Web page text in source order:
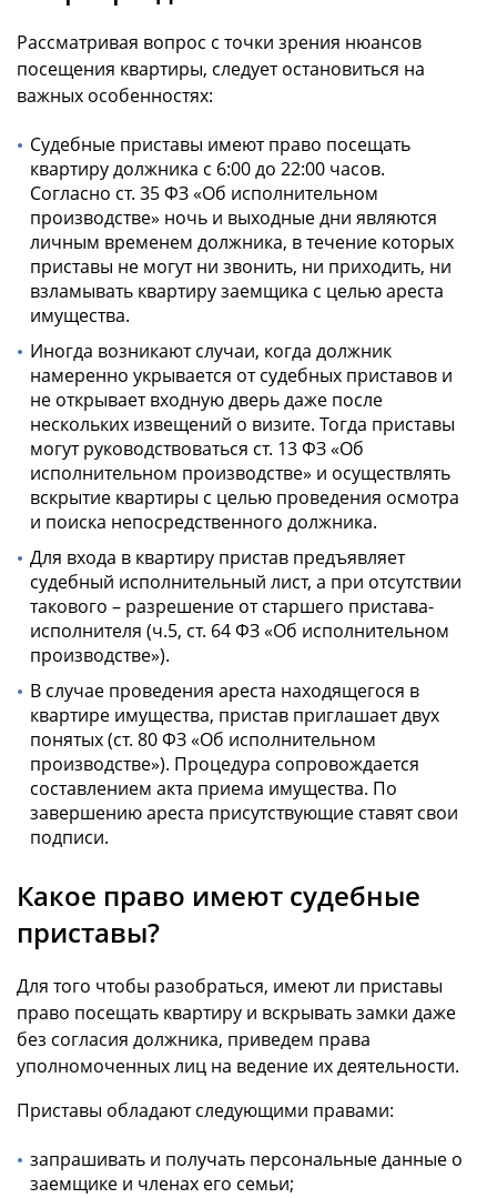
Рассматривая вопрос с точки зрения нюансов
посещения квартиры, следует остановиться на
важных особенностях:
Судебные приставы имеют право посещать
квартиру должника с 6:00 до 22:00 часов.
Согласно ст. 35 ФЗ «Об исполнительном
производстве» ночь и выходные дни являются
личным временем должника, в течение которых
приставы не могут ни звонить, ни приходить, ни
взламывать квартиру заемщика с целью ареста
имущества.
Иногда возникают случаи, когда должник
намеренно укрывается от судебных приставов и
не открывает входную дверь даже после
нескольких извещений о визите. Тогда приставы
могут руководствоваться ст. 13 ФЗ «Об
исполнительном производстве» и осуществлять
вскрытие квартиры с целью проведения осмотра
и поиска непосредственного должника.
Для входа в квартиру пристав предъявляет
судебный исполнительный лист, а при отсутствии
такового – разрешение от старшего пристава-
исполнителя (ч.5, ст. 64 ФЗ «Об исполнительном
производстве»).
В случае проведения ареста находящегося в
квартире имущества, пристав приглашает двух
понятых (ст. 80 ФЗ «Об исполнительном
производстве»). Процедура сопровождается
составлением акта приема имущества. По
завершению ареста присутствующие ставят свои
подписи.
Какое право имеют судебные
приставы?
Для того чтобы разобраться, имеют ли приставы
право посещать квартиру и вскрывать замки даже
без согласия должника, приведем права
уполномоченных лиц на ведение их деятельности.
Приставы обладают следующими правами:
запрашивать и получать персональные данные о
заемщике и членах его семьи;